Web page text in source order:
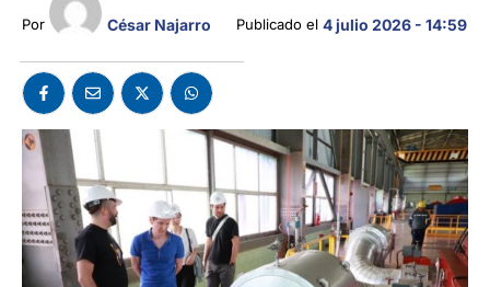
Por César Najarro Publicado el 4 julio 2026 - 14:59